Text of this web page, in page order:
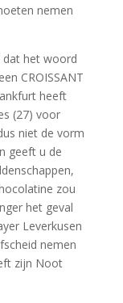
nemen
dat het woord
CROISSANT
heeft
(27) voor
niet de vorm
geeft u de
zou
het geval
Leverkusen
nemen
zijn Noot